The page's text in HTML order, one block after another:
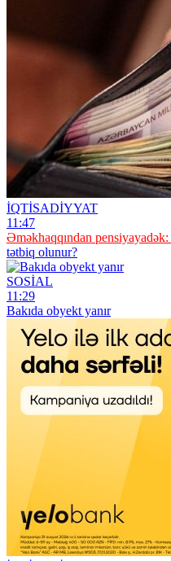
İQTİSADİYYAT
11:47
Əməkhaqqından pensiyayadək:
tətbiq olunur?
SOSİAL
11:29
Bakıda obyekt yanır